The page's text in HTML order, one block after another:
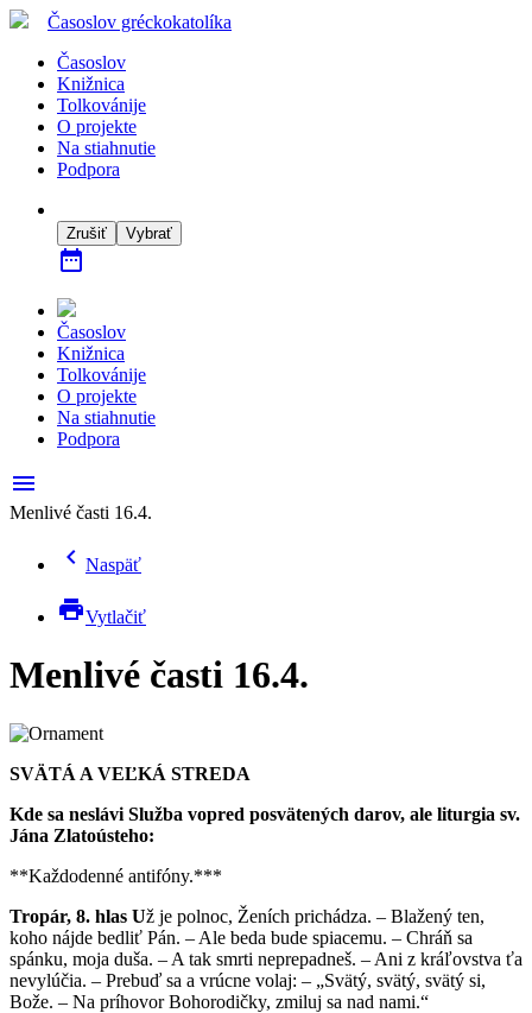
Časoslov gréckokatolíka
Časoslov
Knižnica
Tolkovánije
O projekte
Na stiahnutie
Podpora
Zrušiť Vybrať
date_range
Časoslov
Knižnica
Tolkovánije
O projekte
Na stiahnutie
Podpora
menu
Menlivé časti 16.4.
chevron_left Naspäť
printVytlačiť
Menlivé časti 16.4.
SVÄTÁ A VEĽKÁ STREDA
Kde sa neslávi Služba vopred posvätených darov, ale liturgia sv.
Jána Zlatoústeho:
**Každodenné antifóny.***
Tropár, 8. hlas Už je polnoc, Ženích prichádza. – Blažený ten,
koho nájde bedliť Pán. – Ale beda bude spiacemu. – Chráň sa
spánku, moja duša. – A tak smrti neprepadneš. – Ani z kráľovstva ťa
nevylúčia. – Prebuď sa a vrúcne volaj: – „Svätý, svätý, svätý si,
Bože. – Na príhovor Bohorodičky, zmiluj sa nad nami.“